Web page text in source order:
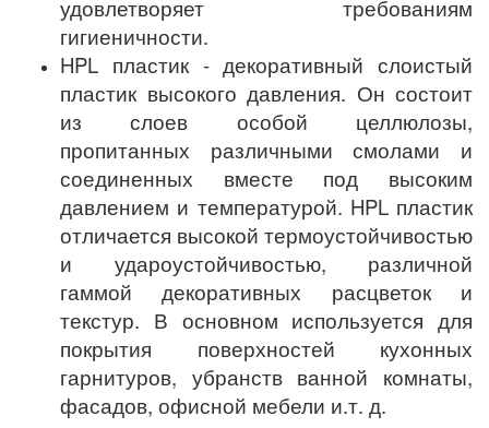
удовлетворяет требованиям
гигиеничности.
HPL пластик - декоративный слоистый
пластик высокого давления. Он состоит
из слоев особой целлюлозы,
пропитанных различными смолами и
соединенных вместе под высоким
давлением и температурой. HPL пластик
отличается высокой термоустойчивостью
и удароустойчивостью, различной
гаммой декоративных расцветок и
текстур. В основном используется для
покрытия поверхностей кухонных
гарнитуров, убранств ванной комнаты,
фасадов, офисной мебели и.т. д.